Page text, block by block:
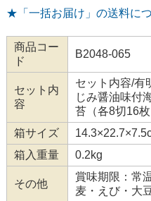
★「一括お届け」の送料に
商品コー
ド
B2048-065
セット内
容
セット内容/有
じみ醤油味付
苔（各8切16
箱サイズ
箱入重量
0.2kg
その他
賞味期限：常
麦・えび・大